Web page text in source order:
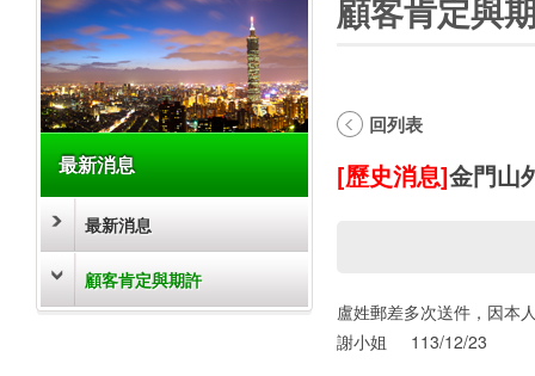
最新消息
最新消息
顧客肯定與期許
顧客肯定與
回列表
[歷史消息]金門山
盧姓郵差多次送件，因本
謝小姐 113/12/23